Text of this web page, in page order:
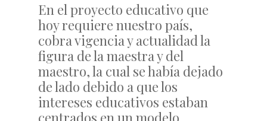
En el proyecto educativo que
hoy requiere nuestro país,
cobra vigencia y actualidad la
figura de la maestra y del
maestro, la cual se había dejado
de lado debido a que los
intereses educativos estaban
centrados en un modelo